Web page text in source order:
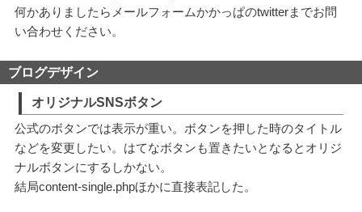
移
動
何かありましたらメールフォームかかっぱのtwitterまでお問
い合わせください。
ブログデザイン
オリジナルSNSボタン
公式のボタンでは表示が重い。ボタンを押した時のタイトル
などを変更したい。はてなボタンも置きたいとなるとオリジ
ナルボタンにするしかない。
結局content-single.phpほかに直接表記した。